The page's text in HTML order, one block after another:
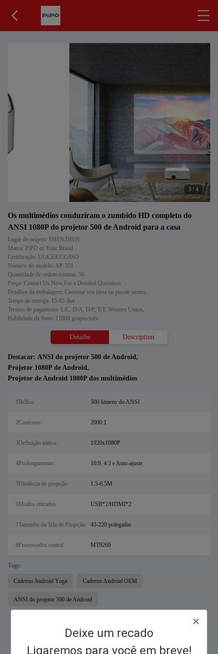
Deixe um recado
Ligaremos para você em breve!
3 /4
Os multimédios conduziram o zumbido HD completo do
ANSI 1080P do projetor 500 de Android para a casa
Lugar de origem: SHENZHEN
Marca: PiPO or Your Brand
Certificação: UL/CE/CCC/ISO
Número do modelo: AP-551
Quantidade de ordem mínima: 50
Preço: Contact Us Now,For a Detailed Quotation
Detalhes da embalagem: Costume seu ideia ou pacote neutro
Tempo de entrega: 15-65 dias
Termos de pagamento: L/C, D/A, D/P, T/T, Western Union,
Habilidade da fonte: 11000 grupos/mês
Detalhe Description
Destacar: ANSI do projetor 500 de Android,
Projetor 1080P de Android,
Projetor de Android 1080P dos multimédios
1Brilho: 500 lúmens do ANSI
2Contraste: 2000:1
3Definição nativa: 1920x1080P
4Prolongamento: 16:9, 4:3 e Auto-ajuste
5Distância de projeção: 1.5-6.5M
6Modos entrados: USB*2/HDMI*2
7Tamanho da Tela de Projeção: 43-220 polegadas
8Processador central: MT9269
Tags:
Caderno Android Yoga Caderno Android OEM
ANSI do projetor 500 de Android
Similar Products